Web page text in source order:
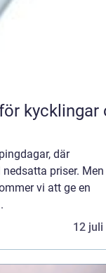
där
priser.
vi att ge en
12 juli